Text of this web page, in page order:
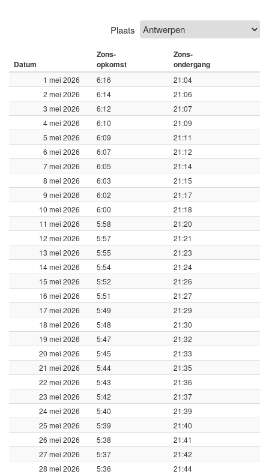
Plaats
Datum
Zons-
opkomst
Zons-
ondergang
1 mei 2026 6:16
21:04
2 mei 2026
6:14
21:06
3 mei 2026
6:12
21:07
4 mei 2026
6:10
21:09
5 mei 2026
6:09
21:11
6 mei 2026
6:07
21:12
7 mei 2026
6:05
21:14
8 mei 2026
6:03
21:15
9 mei 2026
6:02
21:17
10 mei 2026
6:00
21:18
11 mei 2026
5:58
21:20
12 mei 2026
5:57
21:21
13 mei 2026
5:55
21:23
14 mei 2026
5:54
21:24
15 mei 2026
5:52
21:26
16 mei 2026
5:51
21:27
17 mei 2026
5:49
21:29
18 mei 2026
5:48
21:30
19 mei 2026
5:47
21:32
20 mei 2026
5:45
21:33
21 mei 2026
5:44
21:35
22 mei 2026
5:43
21:36
23 mei 2026
5:42
21:37
24 mei 2026
5:40
21:39
25 mei 2026
5:39
21:40
26 mei 2026
5:38
21:41
27 mei 2026
5:37
21:42
28 mei 2026
5:36
21:44